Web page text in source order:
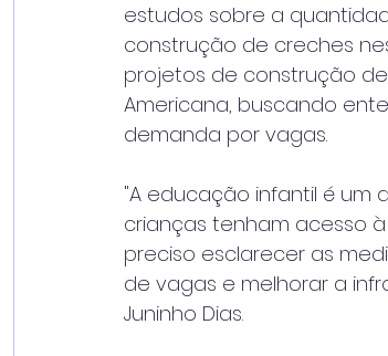
estudos sobre a
construção de creches
projetos de construção
Americana, buscando
demanda por vagas.
"A educação infantil é um
crianças tenham acesso
preciso esclarecer as
de vagas e melhorar a
Juninho Dias.